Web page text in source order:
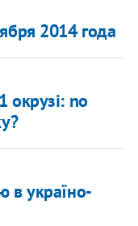
2014 года
окрузі: no
в україно-